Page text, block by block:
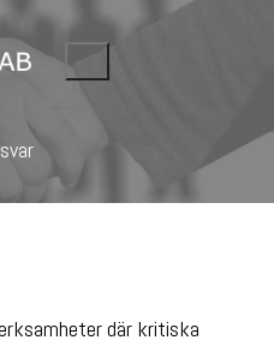
där kritiska